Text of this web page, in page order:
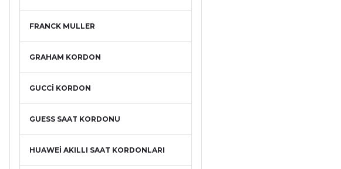
FRANCK MULLER
GRAHAM KORDON
GUCCİ KORDON
GUESS SAAT KORDONU
HUAWEİ AKILLI SAAT KORDONLARI